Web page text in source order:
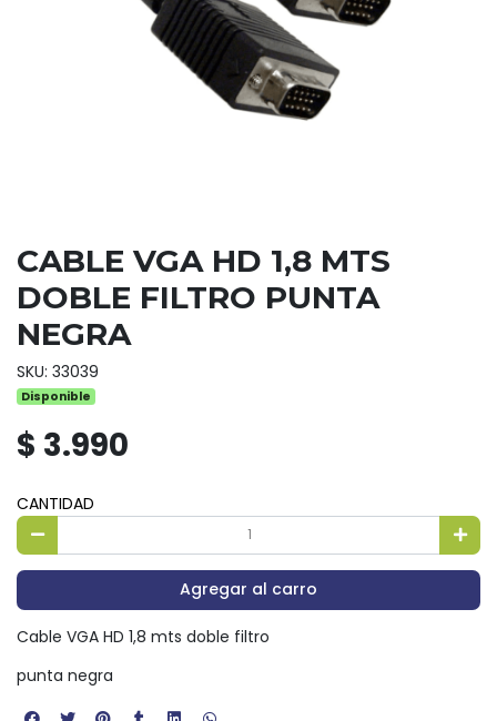
CABLE VGA HD 1,8 MTS
DOBLE FILTRO PUNTA
NEGRA
SKU: 33039
Disponible
$ 3.990
CANTIDAD
Agregar al carro
Cable VGA HD 1,8 mts doble filtro
punta negra